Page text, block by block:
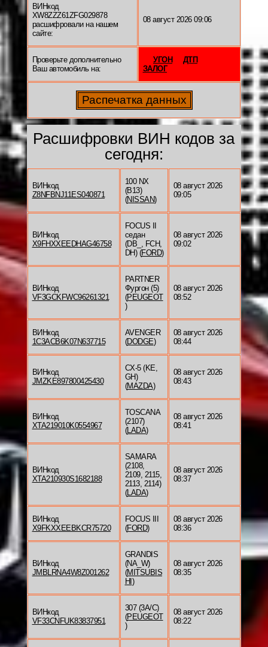
ВИНкод
XW8ZZZ61ZFG029878
расшифровали на нашем
сайте:
08 август 2026 09:06
Проверьте дополнительно
Ваш автомобиль на:
УГОН
ДТП
ЗАЛОГ
Расшифровки ВИН кодов за
сегодня:
ВИНкод
Z8NFBNJ11ES040871
100 NX
(B13)
(NISSAN)
08 август 2026
09:05
ВИНкод
X9FHXXEEDHAG46758
FOCUS II
седан
(DB_, FCH,
DH) (FORD)
08 август 2026
09:02
ВИНкод
VF3GCKFWC96261321
PARTNER
Фургон (5)
(PEUGEOT
)
08 август 2026
08:52
ВИНкод
1C3ACB6K07N637715
AVENGER
(DODGE)
08 август 2026
08:44
ВИНкод
JMZKE897800425430
CX-5 (KE,
GH)
(MAZDA)
08 август 2026
08:43
ВИНкод
XTA219010K0554967
TOSCANA
(2107)
(LADA)
08 август 2026
08:41
ВИНкод
XTA210930S1682188
SAMARA
(2108,
2109, 2115,
2113, 2114)
(LADA)
08 август 2026
08:37
ВИНкод
X9FKXXEEBKCR75720
FOCUS III
(FORD)
08 август 2026
08:36
ВИНкод
JMBLRNA4W8Z001262
GRANDIS
(NA_W)
(MITSUBIS
HI )
08 август 2026
08:35
ВИНкод
VF33CNFUK83837951
307 (3A/C)
(PEUGEOT
)
08 август 2026
08:22